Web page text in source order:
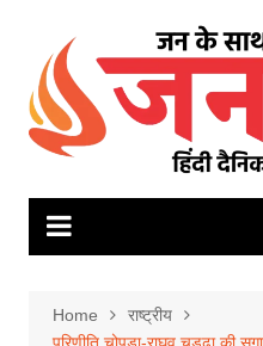
content
Home
राष्ट्रीय